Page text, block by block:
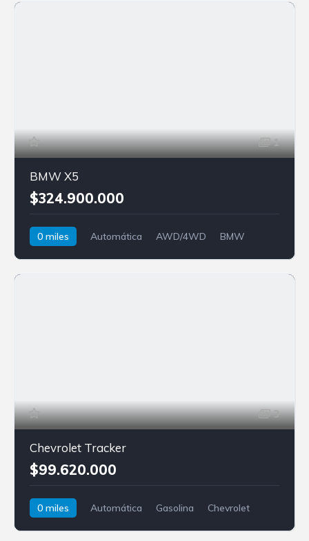
1
BMW X5
$324.900.000
0 miles Automática AWD/4WD
BMW
3
Chevrolet Tracker
$99.620.000
0 miles Automática Gasolina
Chevrolet